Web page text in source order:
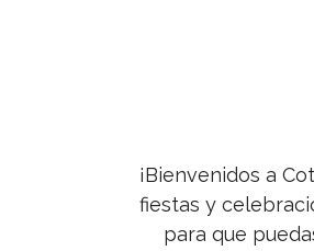
¡Bienvenidos a
fiestas y
para que